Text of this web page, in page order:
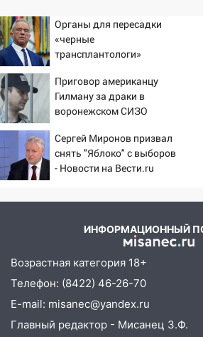
экстрим: в Ульяновске
большой фестиваль «Наше
17:30
Где есть бензин в
августа после рабочего
17:05
«Обыск» по
Ульяновске задержали 19-
сообщницу мошенников
16:12
Едва не перерезал
Вешкайме посиделки с
больницей
18-летняя девушка
перевернулась на мопеде
больницу
15:59 Ульяновец отдал
миллионов рублей за
покровительство
Органы для пересадки
«черные
трансплантологи»
пациентов
Приговор американцу
Гилману за драки в
воронежском СИЗО
Новости на Вести.ru
Сергей Миронов призвал
снять "Яблоко" с выборов
- Новости на Вести.ru
ИНФОРМАЦИОННЫЙ
Возрастная категория 18+
Телефон: (8422) 46-26-70
E-mail: misanec@yandex.ru
Главный редактор - Мисанец З.Ф.